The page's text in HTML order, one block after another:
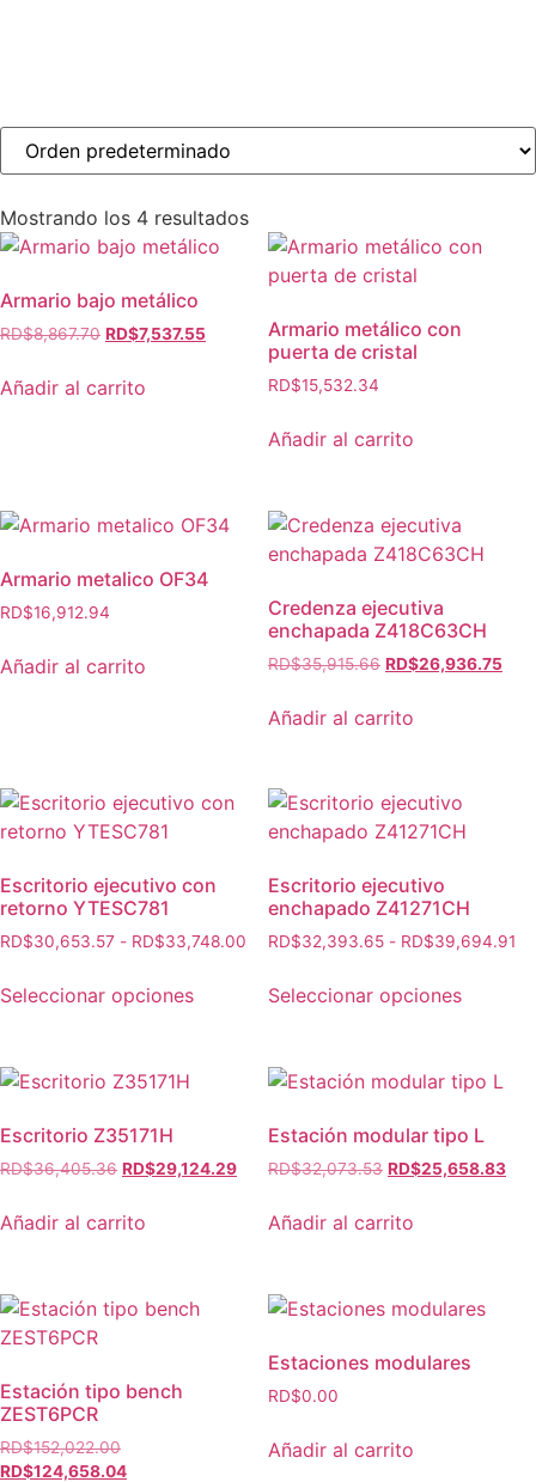
Mostrando los 4 resultados
Armario bajo metálico
RD$8,867.70 RD$7,537.55
Añadir al carrito
Armario metálico con
puerta de cristal
RD$15,532.34
Añadir al carrito
Armario metalico OF34
RD$16,912.94
Añadir al carrito
Credenza ejecutiva
enchapada Z418C63CH
RD$35,915.66 RD$26,936.75
Añadir al carrito
Escritorio ejecutivo con
retorno YTESC781
RD$30,653.57 - RD$33,748.00
Seleccionar opciones
Escritorio ejecutivo
enchapado Z41271CH
RD$32,393.65 - RD$39,694.91
Seleccionar opciones
Escritorio Z35171H
RD$36,405.36 RD$29,124.29
Añadir al carrito
Estación modular tipo L
RD$32,073.53 RD$25,658.83
Añadir al carrito
Estación tipo bench
ZEST6PCR
RD$152,022.00
RD$124,658.04
Estaciones modulares
RD$0.00
Añadir al carrito